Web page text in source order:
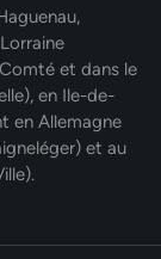
et dans le
en Ile-de-
en Allemagne
et au